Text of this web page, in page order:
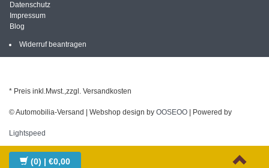
Datenschutz
Impressum
Blog
Widerruf beantragen
* Preis inkl.Mwst.,zzgl. Versandkosten
© Automobilia-Versand | Webshop design by OOSEOO | Powered by
Lightspeed
(0) | €0,00